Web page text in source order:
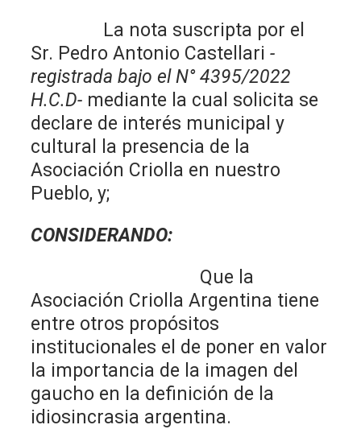
La nota suscripta por el
Sr. Pedro Antonio Castellari-
registrada bajo el N° 4395/2022
H.C.D- mediante la cual solicita se
declare de interés municipal y
cultural la presencia de la
Asociación Criolla en nuestro
Pueblo, y;
CONSIDERANDO:
Que la
Asociación Criolla Argentina tiene
entre otros propósitos
institucionales el de poner en valor
la importancia de la imagen del
gaucho en la definición de la
idiosincrasia argentina.